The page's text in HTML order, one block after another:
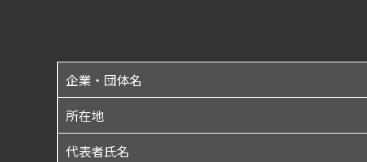
企業・団体名
所在地
代表者氏名